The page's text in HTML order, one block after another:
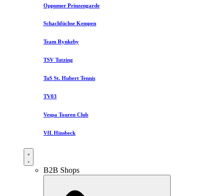
Oppumer Prinzengarde
Schachfüchse Kempen
Team Rynkeby
TSV Tutzing
TuS St. Hubert Tennis
TV03
Vespa Touren Club
VfL Hinsbeck
B2B Shops